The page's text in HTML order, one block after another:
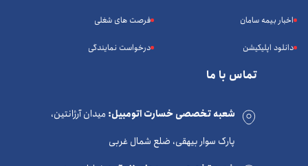
اخبار بیمه سامان
دانلود اپلیکیشن
فرصت های شغلی
درخواست نمایندگی
تماس با ما
شعبه تخصصی خسارت اتومبیل: میدان آرژانتین،
پارک سوار بیهقی، ضلع شمال غربی